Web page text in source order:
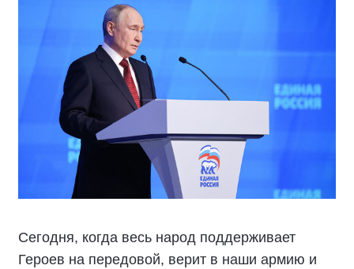
Сегодня, когда весь народ поддерживает
Героев на передовой, верит в наши армию и